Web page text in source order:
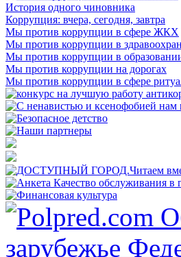
История одного чиновника
Коррупция: вчера, сегодня, завтра
Мы против коррупции в сфере ЖКХ
Мы против коррупции в
Мы против коррупции в
Мы против коррупции на дорогах
Мы против коррупции в сфере